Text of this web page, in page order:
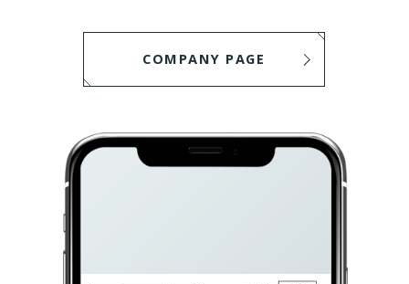
COMPANY PAGE